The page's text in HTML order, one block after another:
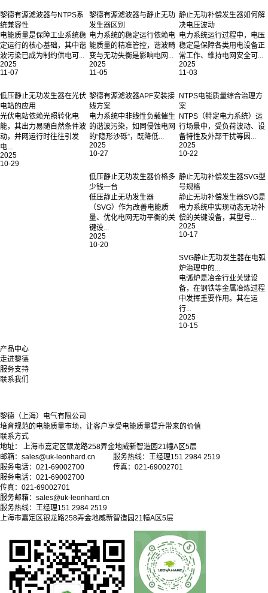
黎德有源滤波器与NTPS系
统兼容性
电能质量是保障工业系统稳
定运行的核心基础，其中谐
波污染已成为制约供电可...
2025
11-07
黎德有源滤波器与静止无功
发生器区别
电力系统的稳定运行依赖电
能质量的精准管控，谐波畸
变与无功失衡是影响电网...
2025
11-05
静止无功补偿发生器如何解
决电压波动
电力系统运行过程中，电压
稳定是保障各类用电设备正
常工作、维持电网安全可...
2025
11-03
低压静止无功发生器在光伏
电站的应用
光伏电站依赖光照转化电
能，其出力易随自然条件波
动，并网运行时往往引发
电...
2025
10-29
黎德有源滤波器APF安装接
线方案
电力系统中非线性负载催生
的谐波污染，如同侵蚀电网
的“隐形沙砾”，既降低...
2025
10-27
NTPS电能质量综合治理方
案
NTPS（特定电力系统）运
行场景中，受负荷波动、设
备特性及外部干扰等因...
2025
10-22
低压静止无功发生器价格多
少钱一台
低压静止无功发生器
（SVG）作为改善电能质
量、优化电网无功平衡的关
键设...
2025
10-20
静止无功补偿发生器SVG型
号规格
静止无功补偿发生器SVG是
电力系统中实现动态无功补
偿的关键设备，其型号...
2025
10-17
SVG静止无功发生器在电弧
炉治理中的...
电弧炉是冶金行业关键设
备，在钢铁等金属冶炼过程
中发挥重要作用。其在运
行...
2025
10-15
产品中心
走进黎德
服务支持
联系我们
黎德（上海）电气有限公司
培育规范的电能质量市场，让客户享受电能质量提升带来的价值
联系方式
地址： 上海市嘉定区银龙路258弄金地威新智造园21幢A区5层
邮箱：sales@uk-leonhard.cn 服务热线：王经理151 2984 2519
服务电话：021-69002700 传真：021-69002701
服务电话：021-69002700
传真：021-69002701
服务邮箱： sales@uk-leonhard.cn
服务热线：王经理151 2984 2519
上海市嘉定区银龙路258弄金地威新智造园21幢A区5层